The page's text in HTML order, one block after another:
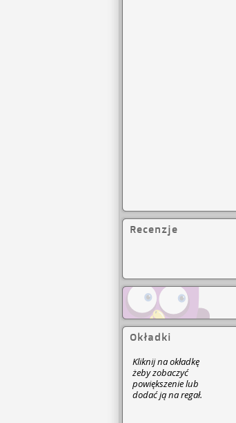
Recenzje
Okładki
Kliknij na okładkę
żeby zobaczyć
powiększenie lub
dodać ją na regał.